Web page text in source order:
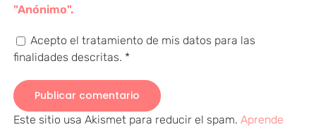
"Anónimo".
Acepto el tratamiento de mis datos para las
finalidades descritas. *
Este sitio usa Akismet para reducir el spam. Aprende